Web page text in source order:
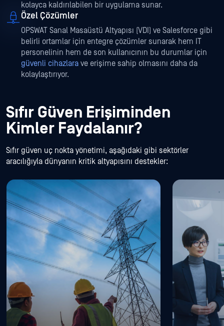
kolayca kaldırılabilen bir uygulama sunar.
Özel Çözümler
OPSWAT Sanal Masaüstü Altyapısı (VDI) ve Salesforce gibi
belirli ortamlar için entegre çözümler sunarak hem IT
personelinin hem de son kullanıcının bu durumlar için
güvenli cihazlara ve erişime sahip olmasını daha da
kolaylaştırıyor.
Sıfır Güven Erişiminden
Kimler Faydalanır?
Sıfır güven uç nokta yönetimi, aşağıdaki gibi sektörler
aracılığıyla dünyanın kritik altyapısını destekler: